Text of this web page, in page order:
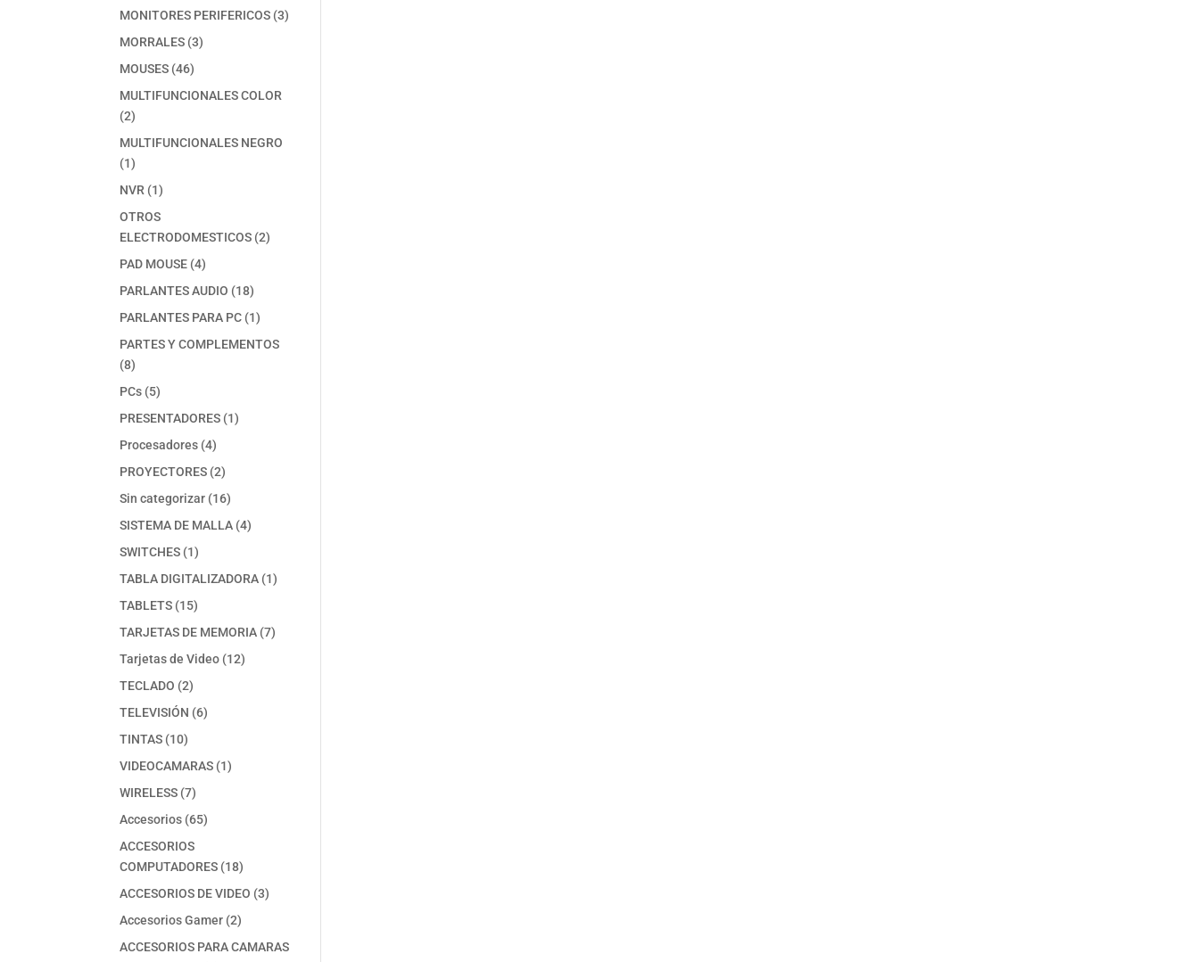
producto
MONITORES PERIFERICOS 33
MORRALES 33
MOUSES 4646
productos
MULTIFUNCIONALES COLOR
22
productos
MULTIFUNCIONALES NEGRO
11
producto
NVR 11
producto
OTROS
ELECTRODOMESTICOS 22
PAD MOUSE 44
productos
PARLANTES AUDIO 1818
productos
PARLANTES PARA PC 11
producto
PARTES Y COMPLEMENTOS
88
productos
PCs 55
productos
PRESENTADORES 11
Procesadores 44
productos
PROYECTORES 22
productos
Sin categorizar 1616
productos
SISTEMA DE MALLA 44
SWITCHES 11
producto
TABLA DIGITALIZADORA 11
TABLETS 1515
productos
TARJETAS DE MEMORIA 77
Tarjetas de Video 1212
TECLADO 22
productos
TELEVISIÓN 66
TINTAS 1010
productos
VIDEOCAMARAS 11
WIRELESS 77
productos
Accesorios 6565
ACCESORIOS
COMPUTADORES 1818
productos
ACCESORIOS DE VIDEO 33
Accesorios Gamer 22
productos
ACCESORIOS PARA CAMARAS